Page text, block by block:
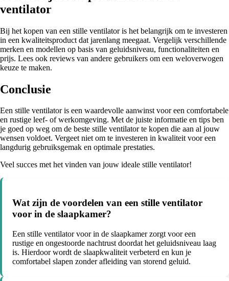
ventilator
Bij het kopen van een stille ventilator is het belangrijk om te investeren
in een kwaliteitsproduct dat jarenlang meegaat. Vergelijk verschillende
merken en modellen op basis van geluidsniveau, functionaliteiten en
prijs. Lees ook reviews van andere gebruikers om een weloverwogen
keuze te maken.
Conclusie
Een stille ventilator is een waardevolle aanwinst voor een comfortabele
en rustige leef- of werkomgeving. Met de juiste informatie en tips ben
je goed op weg om de beste stille ventilator te kopen die aan al jouw
wensen voldoet. Vergeet niet om te investeren in kwaliteit voor een
langdurig gebruiksgemak en optimale prestaties.
Veel succes met het vinden van jouw ideale stille ventilator!
Wat zijn de voordelen van een stille ventilator
voor in de slaapkamer?
Een stille ventilator voor in de slaapkamer zorgt voor een
rustige en ongestoorde nachtrust doordat het geluidsniveau laag
is. Hierdoor wordt de slaapkwaliteit verbeterd en kun je
comfortabel slapen zonder afleiding van storend geluid.